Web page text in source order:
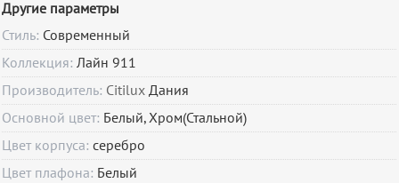
Другие параметры
Стиль: Современный
Коллекция:Лайн 911
Производитель: Citilux Дания
Основной цвет: Белый, Хром(Стальной)
Цвет корпуса:серебро
Цвет плафона: Белый